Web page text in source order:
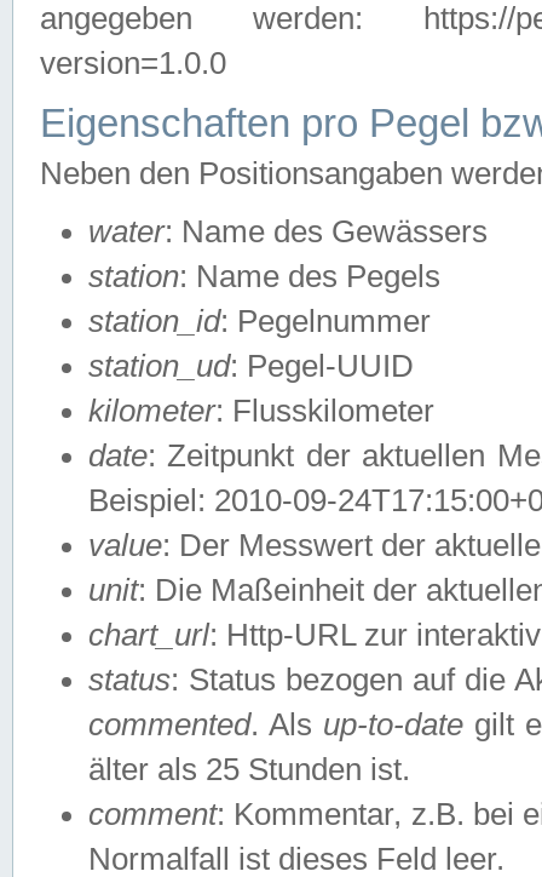
angegeben werden: https://
version=1.0.0
Eigenschaften pro Pegel
Neben den Positionsangaben
water: Name des Gewässers
station: Name des Pegels
station_id: Pegelnummer
station_ud: Pegel-UUID
kilometer: Flusskilometer
date: Zeitpunkt der aktuellen
Beispiel: 2010-09-
value: Der Messwert der
unit: Die Maßeinheit der
chart_url: Http-URL zur
status: Status bezogen auf die
commented. Als up-to-date gilt
älter als 25 Stunden ist.
comment: Kommentar, z.B. bei
Normalfall ist dieses Feld leer.